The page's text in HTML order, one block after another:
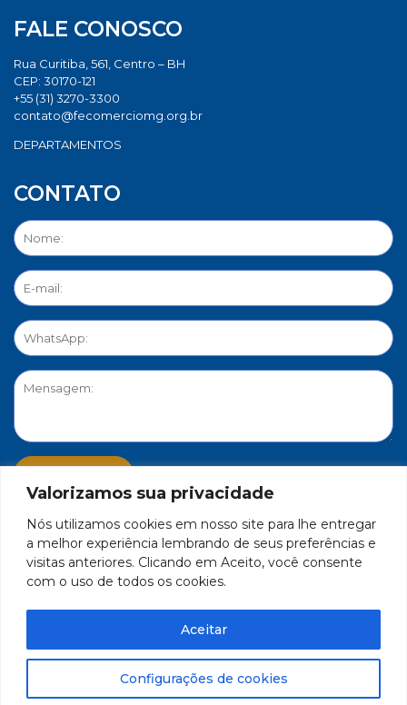
Valorizamos sua privacidade
Nós utilizamos cookies em nosso site para lhe entregar
a melhor experiência lembrando de seus preferências e
visitas anteriores. Clicando em Aceito, você consente
com o uso de todos os cookies.
Configurações de cookies
Aceitar
FALE CONOSCO
Rua Curitiba, 561, Centro – BH
CEP: 30170-121
+55 (31) 3270-3300
contato@fecomerciomg.org.br
DEPARTAMENTOS
CONTATO
PORTAL DE PRIVACIDADE
17.271.982/0001-59